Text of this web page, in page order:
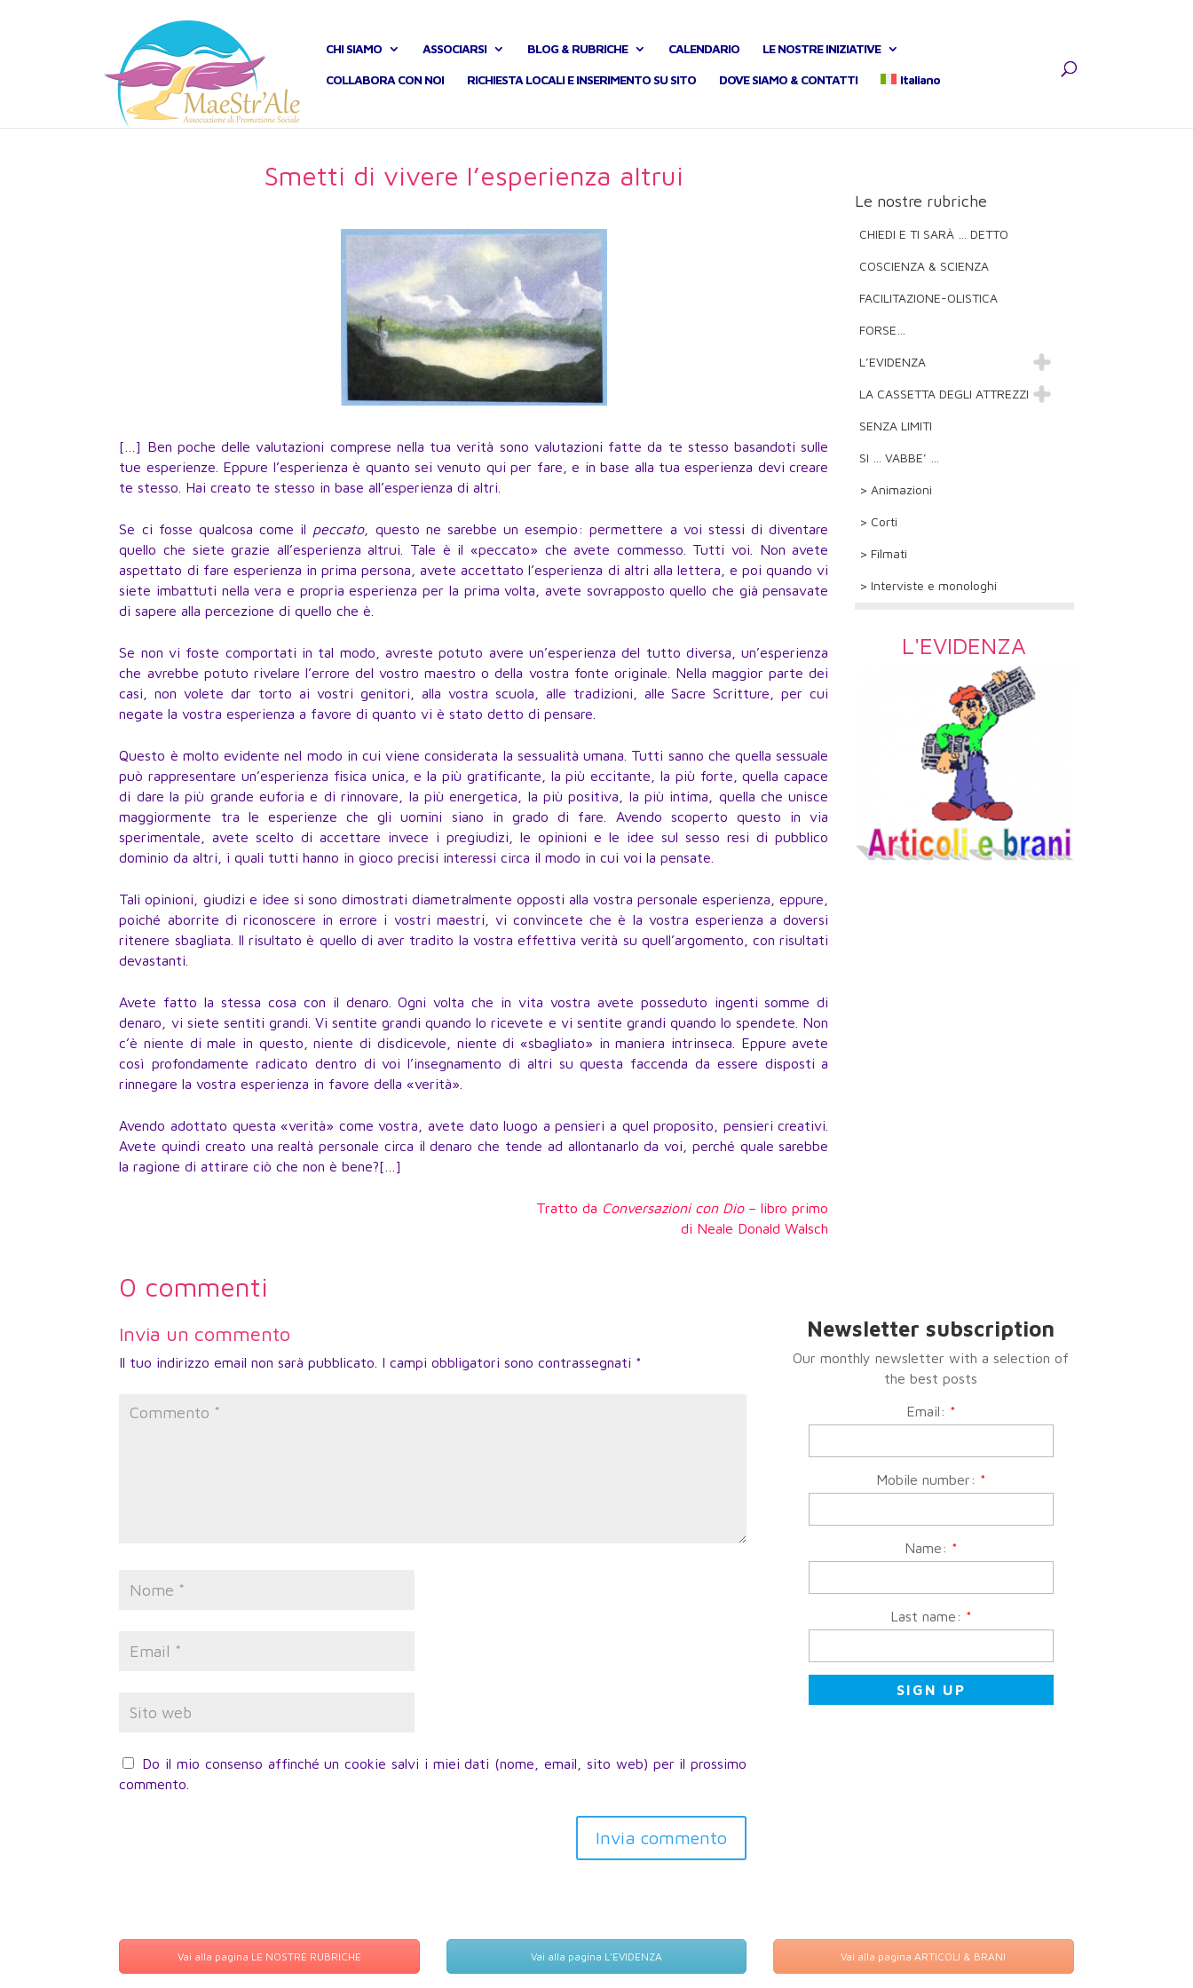
CHI SIAMO ASSOCIARSI BLOG & RUBRICHE CALENDARIO LE NOSTRE INIZIATIVE
COLLABORA CON NOI RICHIESTA LOCALI E INSERIMENTO SU SITO DOVE SIAMO & CONTATTI Italiano
Smetti di vivere l’esperienza altrui
[…] Ben poche delle valutazioni comprese nella tua verità sono valutazioni fatte da te stesso basandoti sulle
tue esperienze. Eppure l’esperienza è quanto sei venuto qui per fare, e in base alla tua esperienza devi creare
te stesso. Hai creato te stesso in base all’esperienza di altri.
Se ci fosse qualcosa come il peccato, questo ne sarebbe un esempio: permettere a voi stessi di diventare
quello che siete grazie all’esperienza altrui. Tale è il «peccato» che avete commesso. Tutti voi. Non avete
aspettato di fare esperienza in prima persona, avete accettato l’esperienza di altri alla lettera, e poi quando vi
siete imbattuti nella vera e propria esperienza per la prima volta, avete sovrapposto quello che già pensavate
di sapere alla percezione di quello che è.
Se non vi foste comportati in tal modo, avreste potuto avere un’esperienza del tutto diversa, un’esperienza
che avrebbe potuto rivelare l’errore del vostro maestro o della vostra fonte originale. Nella maggior parte dei
casi, non volete dar torto ai vostri genitori, alla vostra scuola, alle tradizioni, alle Sacre Scritture, per cui
negate la vostra esperienza a favore di quanto vi è stato detto di pensare.
Questo è molto evidente nel modo in cui viene considerata la sessualità umana. Tutti sanno che quella sessuale
può rappresentare un’esperienza fisica unica, e la più gratificante, la più eccitante, la più forte, quella capace
di dare la più grande euforia e di rinnovare, la più energetica, la più positiva, la più intima, quella che unisce
maggiormente tra le esperienze che gli uomini siano in grado di fare. Avendo scoperto questo in via
sperimentale, avete scelto di accettare invece i pregiudizi, le opinioni e le idee sul sesso resi di pubblico
dominio da altri, i quali tutti hanno in gioco precisi interessi circa il modo in cui voi la pensate.
Tali opinioni, giudizi e idee si sono dimostrati diametralmente opposti alla vostra personale esperienza, eppure,
poiché aborrite di riconoscere in errore i vostri maestri, vi convincete che è la vostra esperienza a doversi
ritenere sbagliata. Il risultato è quello di aver tradito la vostra effettiva verità su quell’argomento, con risultati
devastanti.
Avete fatto la stessa cosa con il denaro. Ogni volta che in vita vostra avete posseduto ingenti somme di
denaro, vi siete sentiti grandi. Vi sentite grandi quando lo ricevete e vi sentite grandi quando lo spendete. Non
c’è niente di male in questo, niente di disdicevole, niente di «sbagliato» in maniera intrinseca. Eppure avete
così profondamente radicato dentro di voi l’insegnamento di altri su questa faccenda da essere disposti a
rinnegare la vostra esperienza in favore della «verità».
Avendo adottato questa «verità» come vostra, avete dato luogo a pensieri a quel proposito, pensieri creativi.
Avete quindi creato una realtà personale circa il denaro che tende ad allontanarlo da voi, perché quale sarebbe
la ragione di attirare ciò che non è bene?[…]
Tratto da Conversazioni con Dio– libro primo
di Neale Donald Walsch
Le nostre rubriche
CHIEDI E TI SARÀ … DETTO
COSCIENZA & SCIENZA
FACILITAZIONE-OLISTICA
FORSE…
L’EVIDENZA
LA CASSETTA DEGLI ATTREZZI
SENZA LIMITI
SI … VABBE’ …
> Animazioni
> Corti
> Filmati
> Interviste e monologhi
L'EVIDENZA
0 commenti
Invia un commento
Il tuo indirizzo email non sarà pubblicato. I campi obbligatori sono contrassegnati *
Do il mio consenso affinché un cookie salvi i miei dati (nome, email, sito web) per il prossimo
commento.
Invia commento
Newsletter subscription
Our monthly newsletter with a selection of
the best posts
Email: *
Mobile number: *
Name: *
Last name: *
Vai alla pagina LE NOSTRE RUBRICHE Vai alla pagina L'EVIDENZA Vai alla pagina ARTICOLI & BRANI